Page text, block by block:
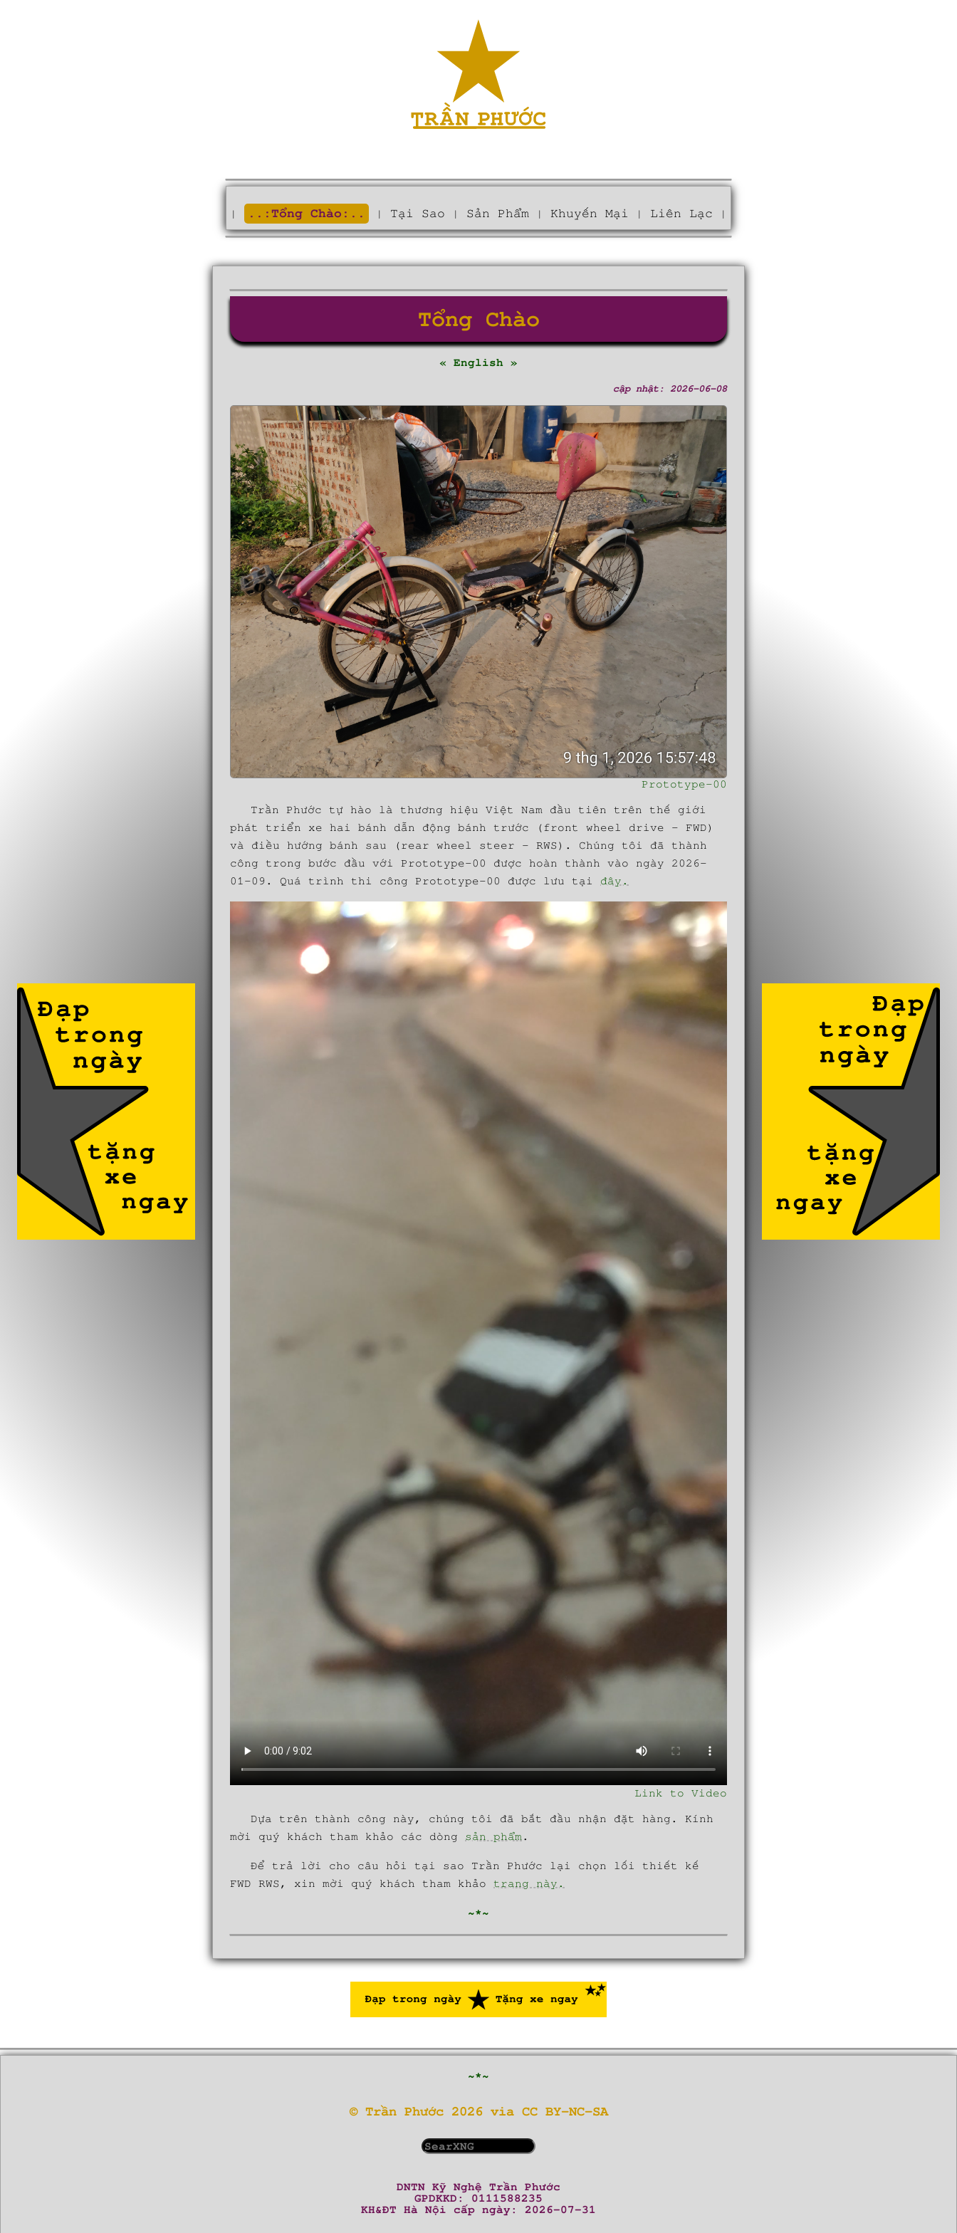
| ..:Tổng Chào:.. | Tại Sao | Sản Phẩm | Khuyến Mại | Liên Lạc |
Tổng Chào
« English »
cập nhật: 2026-06-08
Prototype-00
Trần Phước tự hào là thương hiệu Việt Nam đầu tiên trên thế giới
phát triển xe hai bánh dẫn động bánh trước (front wheel drive - FWD)
và điều hướng bánh sau (rear wheel steer - RWS). Chúng tôi đã thành
công trong bước đầu với Prototype-00 được hoàn thành vào ngày 2026-
01-09. Quá trình thi công Prototype-00 được lưu tại đây.
Link to Video
Dựa trên thành công này, chúng tôi đã bắt đầu nhận đặt hàng. Kính
mời quý khách tham khảo các dòng sản phẩm .
Để trả lời cho câu hỏi tại sao Trần Phước lại chọn lối thiết kế
FWD RWS, xin mời quý khách tham khảo trang này.
~*~
~*~
© Trần Phước 2026 via CC BY-NC-SA
DNTN Kỹ Nghệ Trần Phước
GPDKKD: 0111588235
KH&ĐT Hà Nội cấp ngày: 2026-07-31